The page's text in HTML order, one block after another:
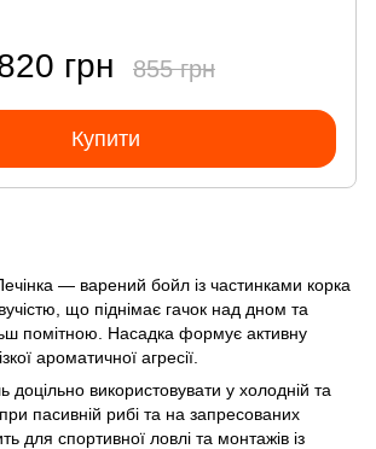
грн 855 грн
Купити
— варений бойл із частинками корка
що піднімає гачок над дном та
помітною. Насадка формує активну
ароматичної агресії.
доцільно використовувати у холодній та
пасивній рибі та на запресованих
для спортивної ловлі та монтажів із